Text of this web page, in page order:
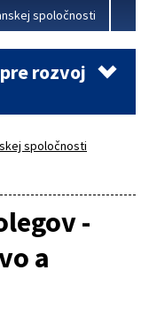
spoločnosti
rozvoj
spoločnosti
-
a